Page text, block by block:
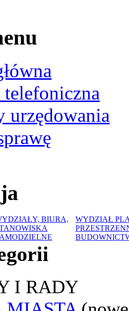
urzędowania
BIURA,
WYDZIAŁ
I RADY